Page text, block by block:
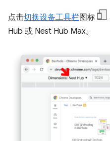
点击切换设备工具栏图标
Hub 或 Nest Hub Max。